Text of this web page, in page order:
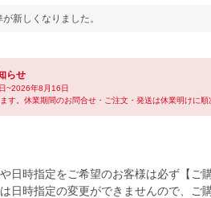
新しくなりました。
らせ
~2026年8月16日
す。休業期間のお問合せ・ご注文・発送は休業明けに順
日時指定をご希望のお客様は必ず【ご
日時指定の変更ができませんので、ご